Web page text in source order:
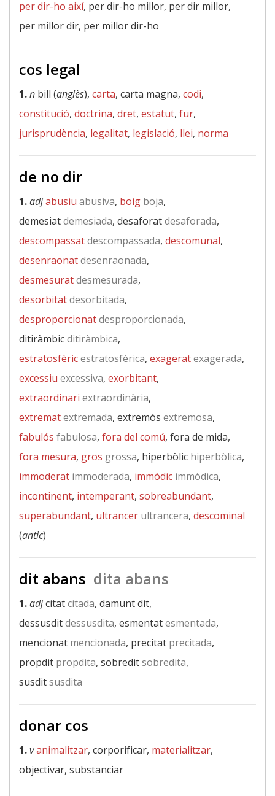
per dir-ho així, per dir-ho millor, per dir millor,
per millor dir, per millor dir-ho
cos legal
1.n bill (anglès), carta, carta magna, codi,
constitució, doctrina, dret, estatut, fur,
jurisprudència, legalitat, legislació, llei, norma
de no dir
1.adjabusiu abusiva, boig boja,
demesiatdemesiada, desaforatdesaforada,
descompassatdescompassada, descomunal,
desenraonatdesenraonada,
desmesuratdesmesurada,
desorbitatdesorbitada,
desproporcionatdesproporcionada,
ditiràmbicditiràmbica,
estratosfèricestratosfèrica, exageratexagerada,
excessiu excessiva, exorbitant,
extraordinari extraordinària,
extrematextremada, extremós extremosa,
fabulós fabulosa, fora del comú, fora de mida,
fora mesura, gros grossa, hiperbòlic hiperbòlica,
immoderat immoderada, immòdic immòdica,
incontinent, intemperant, sobreabundant,
superabundant, ultrancer ultrancera, descominal
(antic)
dit abans dita abans
1.adjcitatcitada, damunt dit,
dessusditdessusdita, esmentatesmentada,
mencionat mencionada, precitat precitada,
propdit propdita, sobreditsobredita,
susditsusdita
donar cos
1.vanimalitzar, corporificar, materialitzar,
objectivar, substanciar